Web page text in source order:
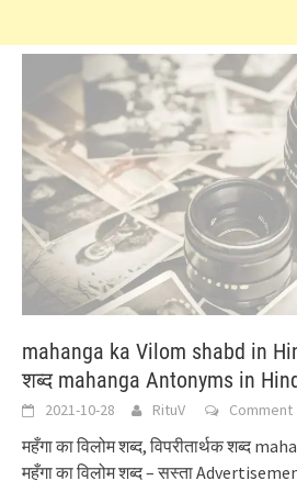
mahanga ka Vilom shabd in
शब्द mahanga Antonyms in
2021-10-28 RituV Comment
महँगा का विलोम शब्द, विपरीतार्थक शब्द
महँगा का विलोम शब्द – सस्ता